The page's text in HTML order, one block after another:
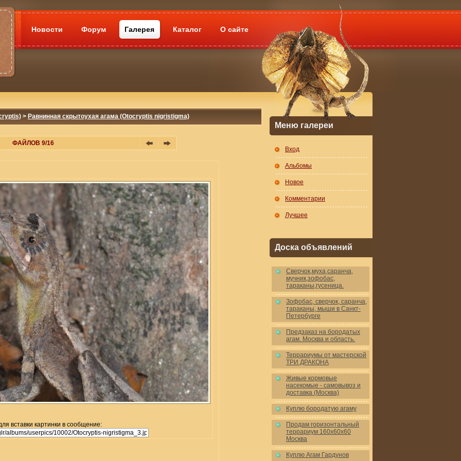
Новости Форум Галерея Каталог О сайте
> Равнинная скрытоухая агама (Otocryptis nigristigma)
ФАЙЛОВ 9/16
вставки картинки в сообщение:
Меню галереи
Вход
Альбомы
Новое
Комментарии
Лучшее
Доска объявлений
Cверчок,муха,саранча,
мучник,зофобас,
тараканы,гусеница.
Зофобас, сверчок, саранча,
тараканы, мыши в Санкт-
Петербурге
Предзаказ на бородатых
агам. Москва и область.
Террариумы от мастерской
ТРИ ДРАКОНА
Живые кормовые
насекомые - самовывоз и
доставка (Москва)
Куплю бородатую агаму
Продам горизонтальный
террариум 160x60x60
Москва
Куплю Агам Гардунов